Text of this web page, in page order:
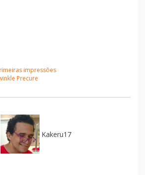
impressões
Precure
Kakeru17